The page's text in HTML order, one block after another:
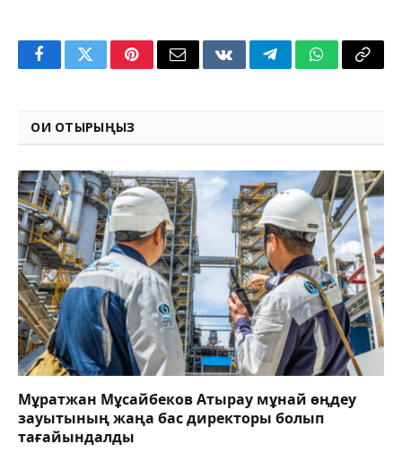
FacebookTwitterPinterestEmail VKontakteTelegramWhatsApp
Copy
ОҚИ ОТЫРЫҢЫЗ
Мұратжан Мұсайбеков Атырау мұнай өңдеу
зауытының жаңа бас директоры болып
тағайындалды